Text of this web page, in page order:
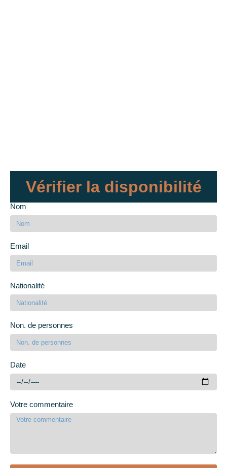
Vérifier la disponibilité
Nom
Email
Nationalité
Non. de personnes
Date
Votre commentaire